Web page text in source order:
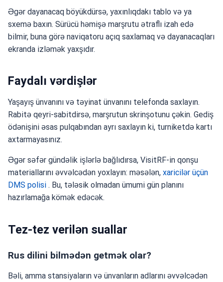
Əgər dayanacaq böyükdürsə, yaxınlıqdakı tablo və ya
sxemə baxın. Sürücü həmişə marşrutu ətraflı izah edə
bilmir, buna görə naviqatoru açıq saxlamaq və dayanacaqları
ekranda izləmək yaxşıdır.
Faydalı vərdişlər
Yaşayış ünvanını və təyinat ünvanını telefonda saxlayın.
Rabitə qeyri-sabitdirsə, marşrutun skrinşotunu çəkin. Gediş
ödənişini əsas pulqabından ayrı saxlayın ki, turniketdə kartı
axtarmayasınız.
Əgər səfər gündəlik işlərlə bağlıdırsa, VisitRF-in qonşu
materiallarını əvvəlcədən yoxlayın: məsələn, xaricilər üçün
DMS polisi . Bu, tələsik olmadan ümumi gün planını
hazırlamağa kömək edəcək.
Tez-tez verilən suallar
Rus dilini bilmədən getmək olar?
Bəli, amma stansiyaların və ünvanların adlarını əvvəlcədən